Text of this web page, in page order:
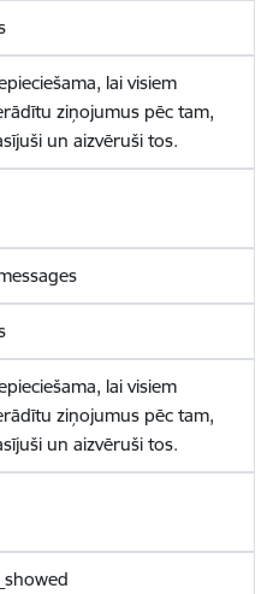
lai visiem
ziņojumus pēc tam,
un aizvēruši tos.
lai visiem
ziņojumus pēc tam,
un aizvēruši tos.